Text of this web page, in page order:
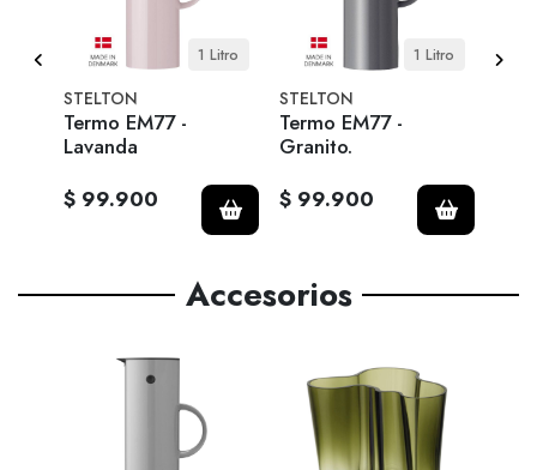
1 Litro
STELTON
Termo EM77 -
Lavanda
$ 99.900
1 Litro
STELTON
Termo EM77 -
Granito.
$ 99.900
Accesorios